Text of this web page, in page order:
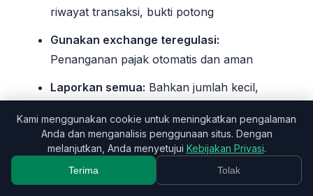
riwayat transaksi, bukti potong
Gunakan exchange teregulasi:
Penanganan pajak otomatis dan aman
Laporkan semua: Bahkan jumlah kecil,
data
Konsultasikan dengan konsultan pajak:
Jika Anda memiliki transaksi kripto yang
Kami menggunakan cookie untuk meningkatkan pengalaman
Anda dan menganalisis penggunaan situs. Dengan
melanjutkan, Anda menyetujui Kebijakan Privasi.
Terima Tolak